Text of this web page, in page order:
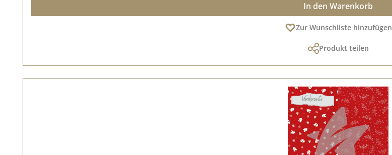
In den Warenkorb
Zur Wunschliste hinzufügen
Produkt teilen